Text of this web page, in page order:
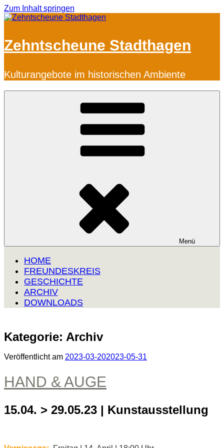
Zum Inhalt springen
Zehntscheune Stadthagen
Kulturangebote im historischen Ambiente
Menü
HOME
FREUNDESKREIS
GESCHICHTE
ARCHIV
DOWNLOADS
Kategorie: Archiv
Veröffentlicht am 2023-03-202023-05-31
HAND & AUGE
15.04. > 29.05.23 | Kunstausstellung